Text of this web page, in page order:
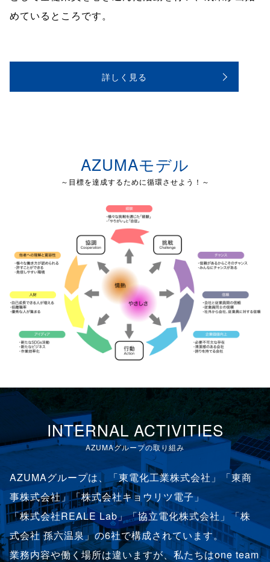
めているところです。
詳しく見る
AZUMAモデル
～目標を達成するために循環させよう！～
INTERNAL ACTIVITIES
AZUMAグループの取り組み
AZUMAグループは、「東電化工業株式会社」「東商
事株式会社」「株式会社キョウリツ電子」
「株式会社REALE Lab」「協立電化株式会社」「株
式会社 孫六温泉」の6社で構成されています。
業務内容や働く場所は違いますが、私たちはone team